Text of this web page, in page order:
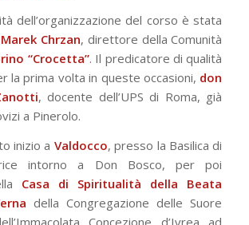
dell’organizzazione del corso è stata
Chrzan, direttore della Comunità
“Crocetta”. Il predicatore di qualità
la prima volta in queste occasioni, don
, docente dell’UPS di Roma, già
a Pinerolo.
inizio a Valdocco, presso la Basilica di
intorno a Don Bosco, per poi
Casa di Spiritualità della Beata
della Congregazione delle Suore
Concezione d’Ivrea ad